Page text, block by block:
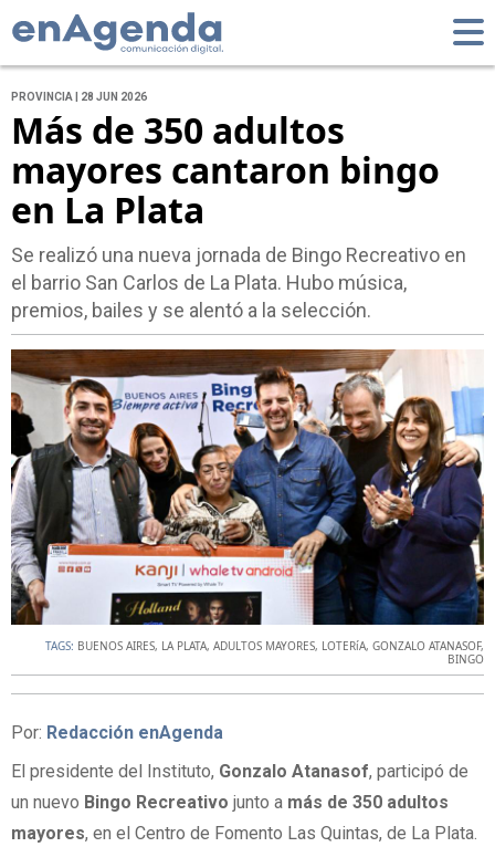
PROVINCIA | 28 JUN 2026
Más de 350 adultos
mayores cantaron bingo
en La Plata
Se realizó una nueva jornada de Bingo Recreativo en
el barrio San Carlos de La Plata. Hubo música,
premios, bailes y se alentó a la selección.
TAGS: BUENOS AIRES, LA PLATA, ADULTOS MAYORES, LOTERíA, GONZALO ATANASOF,
BINGO
Por: Redacción enAgenda
El presidente del Instituto, Gonzalo Atanasof, participó de
un nuevo Bingo Recreativo junto a más de 350 adultos
mayores, en el Centro de Fomento Las Quintas, de La Plata.